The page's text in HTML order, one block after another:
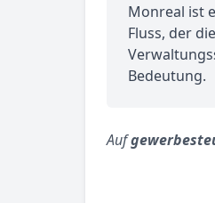
Monreal ist
Fluss, der
Bedeutung.
Auf